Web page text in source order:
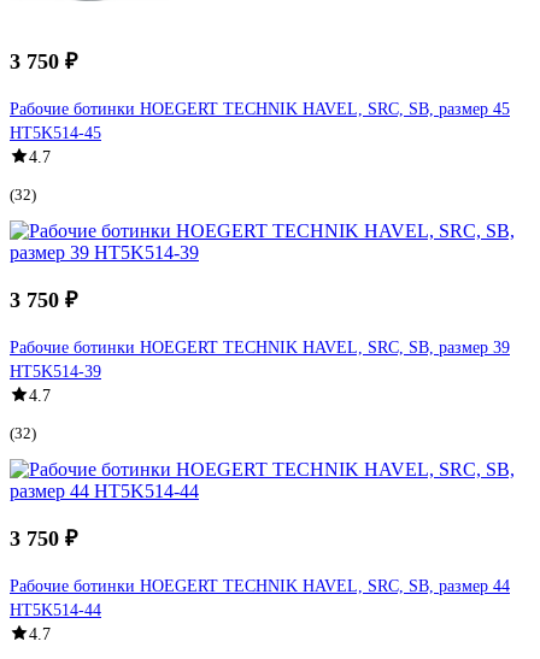
3 750 ₽
Рабочие ботинки HOEGERT TECHNIK HAVEL, SRC, SB, размер 45
HT5K514-45
4.7
(32)
3 750 ₽
Рабочие ботинки HOEGERT TECHNIK HAVEL, SRC, SB, размер 39
HT5K514-39
4.7
(32)
3 750 ₽
Рабочие ботинки HOEGERT TECHNIK HAVEL, SRC, SB, размер 44
HT5K514-44
4.7